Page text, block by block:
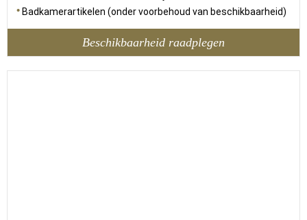
Badkamerartikelen (onder voorbehoud van beschikbaarheid)
Beschikbaarheid raadplegen